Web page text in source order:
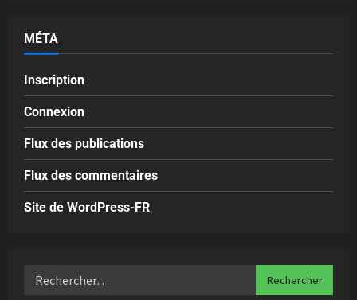
MÉTA
Inscription
Connexion
Flux des publications
Flux des commentaires
Site de WordPress-FR